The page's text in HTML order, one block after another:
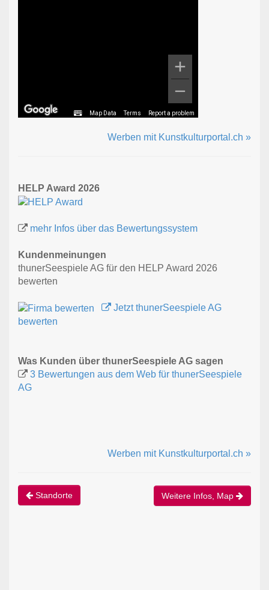
Map Data Terms Report a problem
Werben mit Kunstkulturportal.ch »
HELP Award 2026
mehr Infos über das Bewertungssystem
Kundenmeinungen
thunerSeespiele AG für den HELP Award 2026
bewerten
Jetzt thunerSeespiele AG
bewerten
Was Kunden über thunerSeespiele AG sagen
3 Bewertungen aus dem Web für thunerSeespiele
AG
Werben mit Kunstkulturportal.ch »
Standorte Weitere Infos, Map